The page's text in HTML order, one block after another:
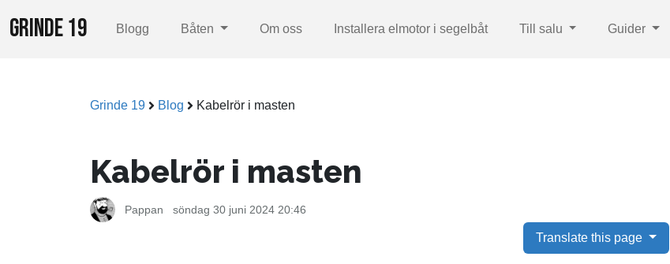
GRINDE 19 Blogg Båten Om oss Installera elmotor i segelbåt Till salu Guider
Grinde 19 Blog Kabelrör i masten
Kabelrör i masten
Pappan söndag 30 juni 2024 20:46
Translate this page